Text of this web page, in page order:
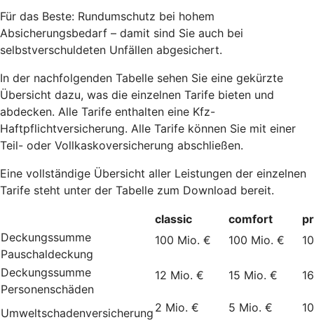
Für das Beste: Rundumschutz bei hohem
Absicherungsbedarf – damit sind Sie auch bei
selbstverschuldeten Unfällen abgesichert.
In der nachfolgenden Tabelle sehen Sie eine gekürzte
Übersicht dazu, was die einzelnen Tarife bieten und
abdecken. Alle Tarife enthalten eine Kfz-
Haftpflichtversicherung. Alle Tarife können Sie mit einer
Teil- oder Vollkaskoversicherung abschließen.
Eine vollständige Übersicht aller Leistungen der einzelnen
Tarife steht unter der Tabelle zum Download bereit.
classic comfort
Deckungssumme
Pauschaldeckung
100 Mio. € 100 Mio. €
Deckungssumme
Personenschäden
12 Mio. € 15 Mio. €
Umweltschadenversicherung 2 Mio. € 5 Mio. €